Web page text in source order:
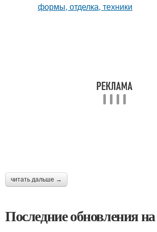
читать дальше →
Последние обновления на